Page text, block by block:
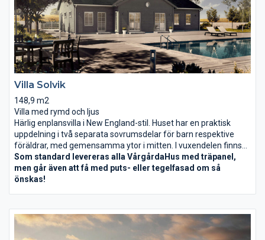
Boyta total: 196,3 m2
Villa Solvik
148,9 m2
Villa med rymd och ljus
Härlig enplansvilla i New England-stil. Huset har en praktisk
uppdelning i två separata sovrumsdelar för barn respektive
föräldrar, med gemensamma ytor i mitten. I vuxendelen finns
master bedroom med egen klädkammare och bad. I
ungdomsdelen finns tre sovrum, allrum och bad. Köket och
vardagsrummet hänger ihop och har rejält med ljusinsläpp och
Som standard levereras alla VårgårdaHus med träpanel,
men går även att få med puts- eller tegelfasad om så
önskas!